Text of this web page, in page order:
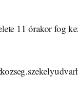
11 órakor fog